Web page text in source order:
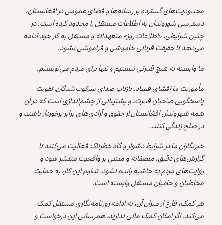
محدودیت‌های گسترده بر رسانه‌ها و فضای عمومی در افغانستان،
دسترسی شهروندان به اطلاعات مستقل را محدود کرده است. در
چنین شرایطی، «اطلاعات روز» متعهدانه و مستقل به کار خود ادامه
می‌دهد تا حقیقت قربانی خاموشی و فراموشی نشود.
ما وابسته به هیچ قدرتی نیستیم و تنها برای مردم می‌نویسیم.
مأموریت ما افشای فساد، بازتاب صدای سرکوب‌شدگان، تقویت
پاسخگویی صاحبان قدرت، و پشتیبانی از چشم‌اندازی است که در آن
همه شهروندان افغانستان از حقوق و آزادی‌های برابر برخوردار باشند و
در صلح زندگی کنند.
خبرنگاران ما در شرایط دشوار و گاه خطرناک فعالیت می‌کنند تا
گزارش‌های دقیق، منصفانه و مبتنی بر واقعیت منتشر شود و
روایت‌های مردم به حاشیه رانده نشود. تداوم این کار، به حمایت
مخاطبان و حامیان مستقل وابسته است.
هر کمک، فارغ از میزان آن، به ادامه روزنامه‌نگاری مستقل کمک
می‌کند. اگر امکان کمک مالی ندارید، همرسانی این درخواست و